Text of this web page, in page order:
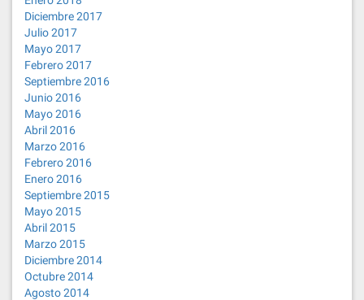
Diciembre 2017
Julio 2017
Mayo 2017
Febrero 2017
Septiembre 2016
Junio 2016
Mayo 2016
Abril 2016
Marzo 2016
Febrero 2016
Enero 2016
Septiembre 2015
Mayo 2015
Abril 2015
Marzo 2015
Diciembre 2014
Octubre 2014
Agosto 2014